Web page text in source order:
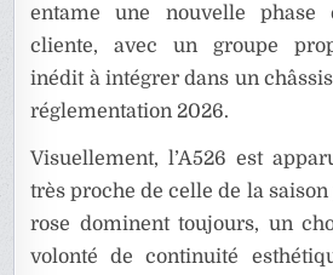
entame une nouvelle phase
cliente, avec un groupe
inédit à intégrer dans un
réglementation 2026.
Visuellement, l’A526 est
très proche de celle de la
rose dominent toujours, un
volonté de continuité